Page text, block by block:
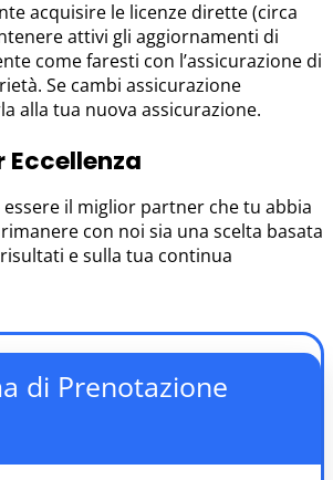
acquisire le licenze dirette (circa
attivi gli aggiornamenti di
come faresti con l’assicurazione di
Se cambi assicurazione
alla tua nuova assicurazione.
Eccellenza
il miglior partner che tu abbia
con noi sia una scelta basata
e sulla tua continua
di Prenotazione